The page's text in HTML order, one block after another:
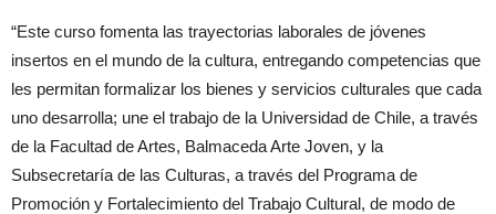
“Este curso fomenta las trayectorias laborales de jóvenes
insertos en el mundo de la cultura, entregando competencias que
les permitan formalizar los bienes y servicios culturales que cada
uno desarrolla; une el trabajo de la Universidad de Chile, a través
de la Facultad de Artes, Balmaceda Arte Joven, y la
Subsecretaría de las Culturas, a través del Programa de
Promoción y Fortalecimiento del Trabajo Cultural, de modo de